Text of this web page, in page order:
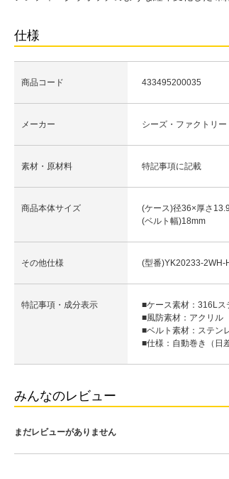
仕様
商品コード 433495200035
メーカー シーズ・ファクトリー
素材・原材料 特記事項に記載
商品本体サイズ
(ケース)径36×厚さ
(ベルト幅)18mm
その他仕様 (型番)YK20233-2WH-
特記事項・成分表示
■ケース素材：316Lス
■風防素材：アクリル
■ベルト素材：ステン
■仕様：自動巻き（日
みんなのレビュー
まだレビューがありません